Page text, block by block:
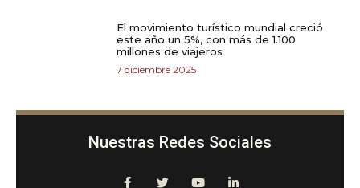
El movimiento turístico mundial creció
este año un 5%, con más de 1.100
millones de viajeros
7 diciembre 2025
Nuestras Redes Sociales